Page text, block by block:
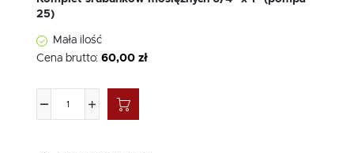
dla łatwego podłączenia urządzeń.
Dzięki naszym rozwiązaniom, dostępnym od ręki, Państwa
systemy grzewcze będą działały optymalnie. Jako polski
25)
Mała ilość
Cena brutto: 60,00 zł